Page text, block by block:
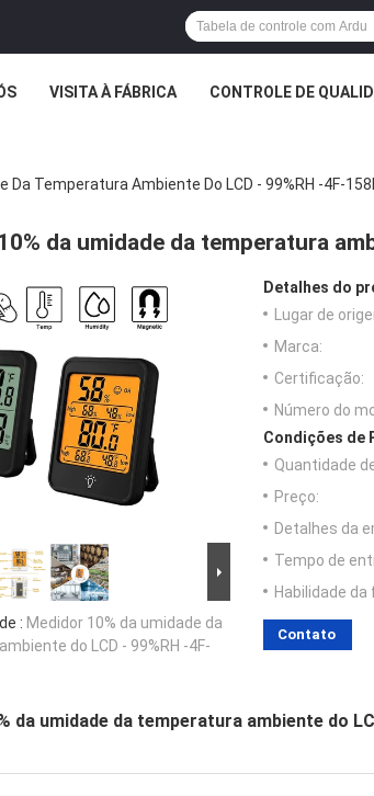
VISITA À FÁBRICA CONTROLE DE
Da Temperatura Ambiente Do LCD - 99%RH -4F-
da umidade da temperatura
: Medidor 10% da umidade da
do LCD - 99%RH -4F-
Detalhes do
Lugar de
Marca:
Certificação:
Número do
Condições de
Quantidade
Preço:
Detalhes da
Tempo de
Habilidade da
Contato
da umidade da temperatura ambiente do